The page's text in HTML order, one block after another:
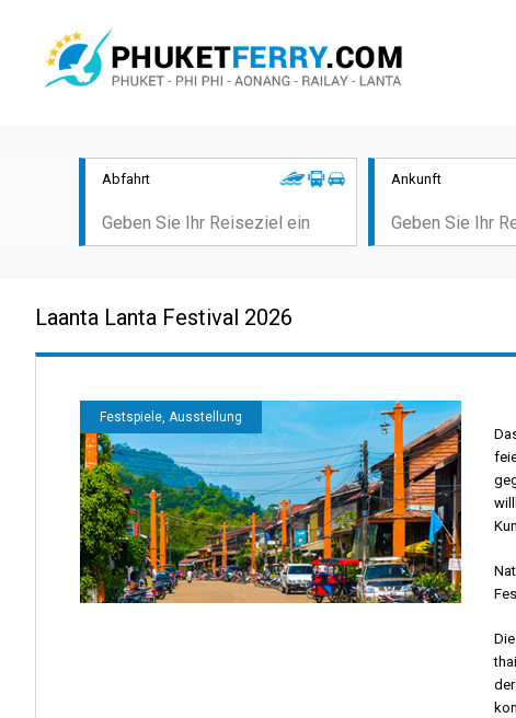
Abfahrt Ankunft
Laanta Lanta Festival 2026
Festspiele, Ausstellung